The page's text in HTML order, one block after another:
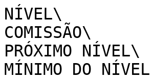
NÍVEL\
COMISSÃO\
PRÓXIMO NÍVEL\
MÍNIMO DO NÍVEL